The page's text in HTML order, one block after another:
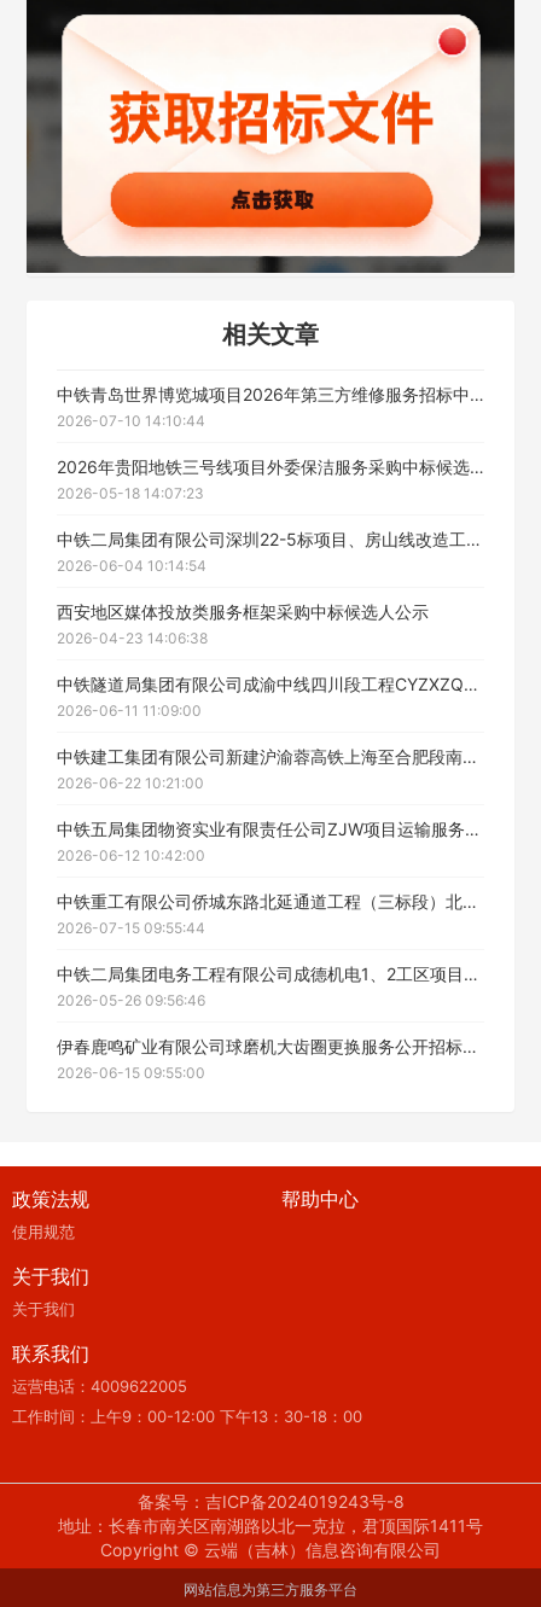
相关文章
中铁青岛世界博览城项目2026年第三方维修服务招标中标候选人公示
2026-07-10 14:10:44
2026年贵阳地铁三号线项目外委保洁服务采购中标候选人公示
2026-05-18 14:07:23
中铁二局集团有限公司深圳22-5标项目、房山线改造工程项目、福州地铁2号线工程项目、深圳22-5标项目车辆段设备租赁服务采购中标候选人公示
2026-06-04 10:14:54
西安地区媒体投放类服务框架采购中标候选人公示
2026-04-23 14:06:38
中铁隧道局集团有限公司成渝中线四川段工程CYZXZQ-3标段CPIII测设及轨道板施工精调工程技术咨询服务公开招标中标候选人公示
2026-06-11 11:09:00
中铁建工集团有限公司新建沪渝蓉高铁上海至合肥段南通站站房及相关工程装饰项目建筑检测技术服务招标公告（二次挂网）中标候选人公示
2026-06-22 10:21:00
中铁五局集团物资实业有限责任公司ZJW项目运输服务框架二次寻源邀请竞谈采购评标结果公示
2026-06-12 10:42:00
中铁重工有限公司侨城东路北延通道工程（三标段）北环立交桥梁钢结构工程运输服务中标候选人公示
2026-07-15 09:55:44
中铁二局集团电务工程有限公司成德机电1、2工区项目集装箱租赁服务采购中标公示
2026-05-26 09:56:46
伊春鹿鸣矿业有限公司球磨机大齿圈更换服务公开招标中标候选人公示
2026-06-15 09:55:00
政策法规
使用规范
帮助中心
关于我们
关于我们
联系我们
运营电话：4009622005
工作时间：上午9：00-12:00 下午13：30-18：00
备案号：吉ICP备2024019243号-8
地址：长春市南关区南湖路以北一克拉，君顶国际1411号
Copyright © 云端（吉林）信息咨询有限公司
网站信息为第三方服务平台
经办人
联系方式
填写联系电话后会有服务中心的工作人员给您致电！
立即入驻